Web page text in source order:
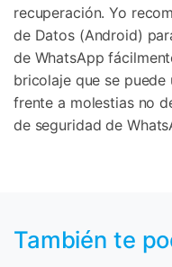
recuperación. Yo
de Datos (Android)
de WhatsApp
bricolaje que se
frente a molestias no
de seguridad de
También te